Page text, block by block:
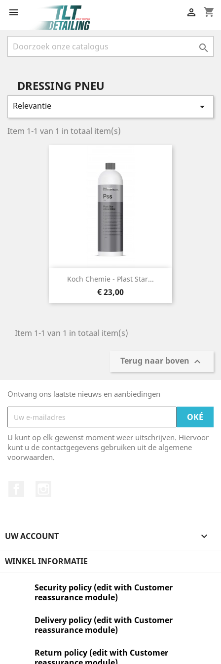
 shopping_cart


DRESSING PNEU
Relevantie 
Item 1-1 van 1 in totaal item(s)
Koch Chemie - Plast Star...
Prijs
€ 23,00
Item 1-1 van 1 in totaal item(s)
Terug naar boven 
Ontvang ons laatste nieuws en aanbiedingen
U kunt op elk gewenst moment weer uitschrijven. Hiervoor
kunt u de contactgegevens gebruiken uit de algemene
voorwaarden.
UW ACCOUNT 
WINKEL INFORMATIE
Security policy (edit with Customer
reassurance module)
Delivery policy (edit with Customer
reassurance module)
Return policy (edit with Customer